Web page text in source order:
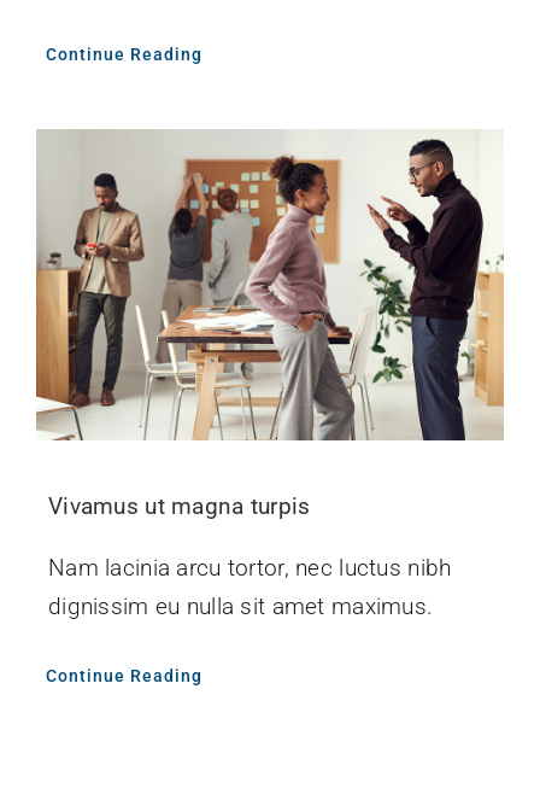
Continue Reading
Vivamus ut magna turpis
Nam lacinia arcu tortor, nec luctus nibh
dignissim eu nulla sit amet maximus.
Continue Reading